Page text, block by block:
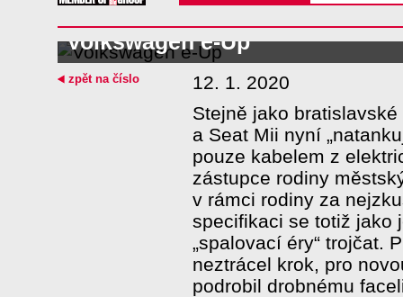
Volkswagen e-Up
12. 1. 2020
Stejně jako
a Seat Mii nyní
pouze kabelem z
zástupce rodiny
v rámci rodiny za
specifikaci se totiž jako
„spalovací éry“ trojčat.
neztrácel krok, pro
podrobil drobnému
zpět na číslo